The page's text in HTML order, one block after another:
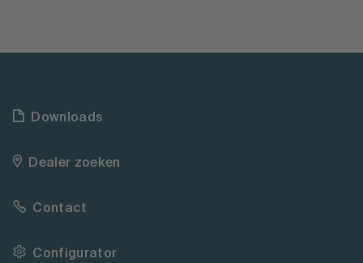
Downloads
Dealer zoeken
Contact
Configurator